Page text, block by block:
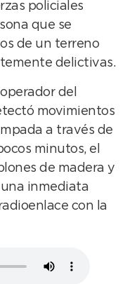
policiales
que se
de un terreno
delictivas.
del
movimientos
a través de
minutos, el
de madera y
inmediata
con la